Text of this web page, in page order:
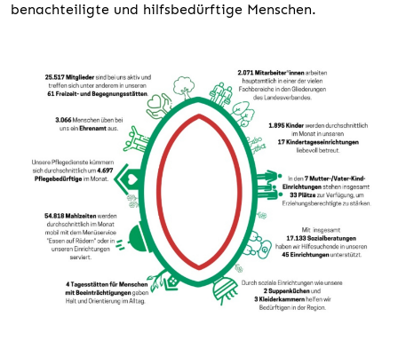
benachteiligte und hilfsbedürftige Menschen.